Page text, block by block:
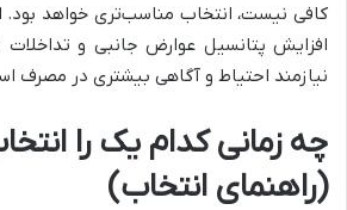
کافی نیست، انتخاب مناسب‌تری خواهد بود.
افزایش پتانسیل عوارض جانبی و
نیازمند احتیاط و آگاهی بیشتری در مصرف
چه زمانی کدام یک را
(راهنمای انتخاب)